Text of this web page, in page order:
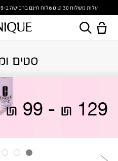
עלות משלוח 30 ₪ משלוח חינם ברכישה ב-249 ₪ ומעלה | עד 14 ימי עסקים
סטים
129 ₪ - 99 ₪